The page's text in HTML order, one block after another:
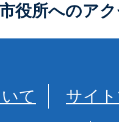
役所へのア
て
サイ